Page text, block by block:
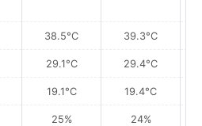
38.5°C
29.1°C
19.1°C
25%
39.3°C
29.4°C
19.4°C
24%